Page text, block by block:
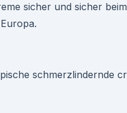
sicher und sicher